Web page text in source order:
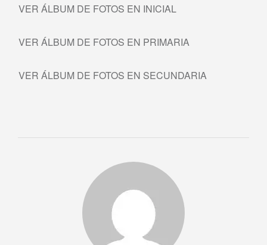
VER ÁLBUM DE FOTOS EN INICIAL
VER ÁLBUM DE FOTOS EN PRIMARIA
VER ÁLBUM DE FOTOS EN SECUNDARIA